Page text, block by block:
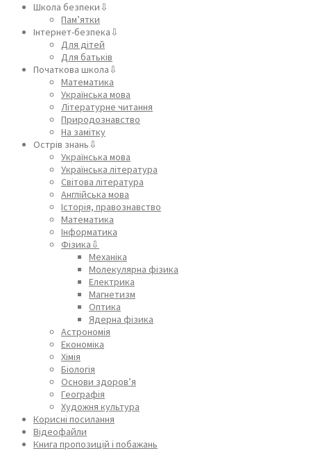
Школа безпеки⇩
Пам’ятки
Інтернет-безпека⇩
Для дітей
Для батьків
Початкова школа⇩
Математика
Українська мова
Літературне читання
Природознавство
На замітку
Острів знань⇩
Українська мова
Українська література
Світова література
Англійська мова
Історія, правознавство
Математика
Інформатика
Фізика⇩
Механіка
Молекулярна фізика
Електрика
Магнетизм
Оптика
Ядерна фізика
Астрономія
Економіка
Хімія
Біологія
Основи здоров’я
Географія
Художня культура
Корисні посилання
Відеофайли
Книга пропозицій і побажань